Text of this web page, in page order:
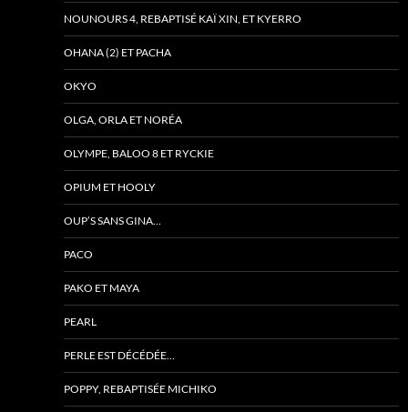
NOUNOURS 4, REBAPTISÉ KAÏ XIN, ET KYERRO
OHANA (2) ET PACHA
OKYO
OLGA, ORLA ET NORÉA
OLYMPE, BALOO 8 ET RYCKIE
OPIUM ET HOOLY
OUP’S SANS GINA…
PACO
PAKO ET MAYA
PEARL
PERLE EST DÉCÉDÉE…
POPPY, REBAPTISÉE MICHIKO